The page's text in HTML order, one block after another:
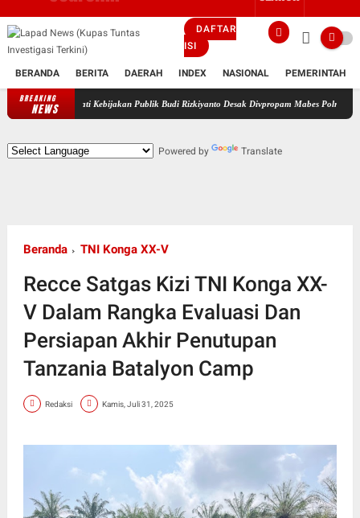
DAFTAR
ISI
BERANDA BERITA DAERAH INDEX NASIONAL PEMERINTAH
BREAKING
NEWS
Kebijakan Publik Budi Rizkiyanto Desak Divpropam Mabes Polri Periksa Kapolres
Powered by Translate
Beranda TNI Konga XX-V
Recce Satgas Kizi TNI Konga XX-
V Dalam Rangka Evaluasi Dan
Persiapan Akhir Penutupan
Tanzania Batalyon Camp
Redaksi Kamis, Juli 31, 2025